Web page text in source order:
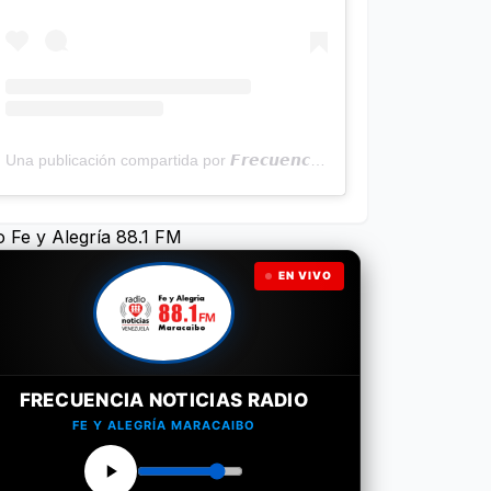
Una publicación compartida por 𝙁𝙧𝙚𝙘𝙪𝙚𝙣𝙘𝙞𝙖 𝙉𝙤𝙩𝙞𝙘𝙞𝙖𝙨 | Programa Radial (@frecuencianoticias)
Fe y Alegría 88.1 FM
EN VIVO
FRECUENCIA NOTICIAS RADIO
FE Y ALEGRÍA MARACAIBO